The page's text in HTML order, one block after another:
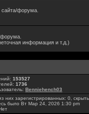
форума.
информация и т.д.)
153527
1736
Benniehench03
из них зарегистрированных: 0,
было Вт Мар 24, 2026 1:30 pm